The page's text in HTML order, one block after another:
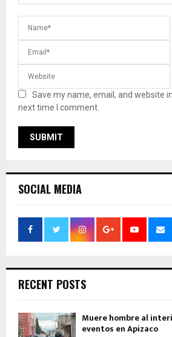
Save my name, email, and website
next time I comment.
SOCIAL MEDIA
RECENT POSTS
Muere hombre al
eventos en Apizaco